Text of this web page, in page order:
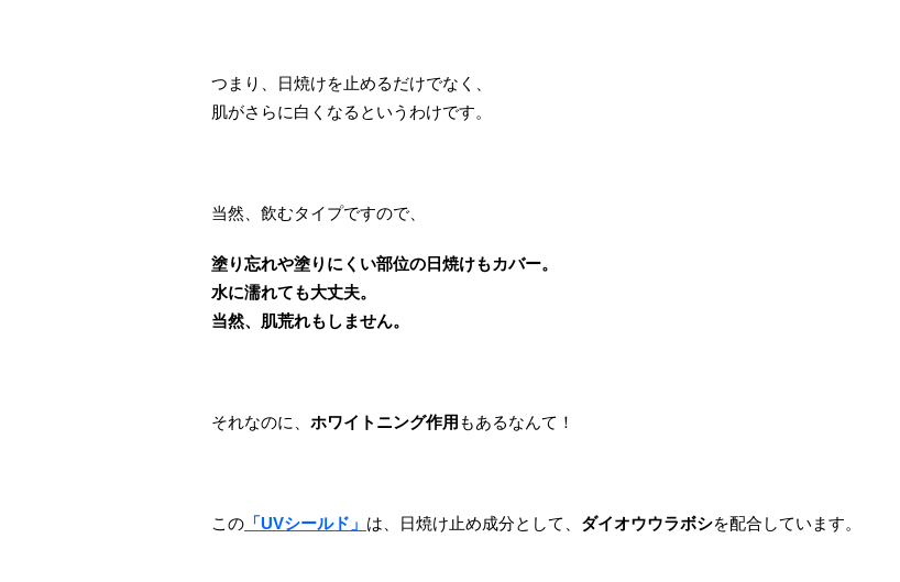
つまり、日焼けを止めるだけでなく、
肌がさらに白くなるというわけです。
当然、飲むタイプですので、
塗り忘れや塗りにくい部位の日焼けもカバー。
水に濡れても大丈夫。
当然、肌荒れもしません。
それなのに、 ホワイトニング作用 もあるなんて！
この 「UVシールド」 は、日焼け止め成分として、 ダイオウウラボシを配合しています。